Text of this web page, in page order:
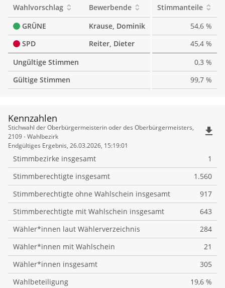
Wahlvorschlag Bewerbende
Stimmanteile
GRÜNE
Krause, Dominik
54,6 %
SPD
Reiter, Dieter
45,4 %
Ungültige Stimmen
0,3 %
Gültige Stimmen
99,7 %
Kennzahlen
Kennzahlen
Stichwahl der Oberbürgermeisterin oder des Oberbürgermeisters,
2109 - Wahlbezirk
Endgültiges Ergebnis, 26.03.2026, 15:19:01
file_download
Stimmbezirke insgesamt
1
Stimmberechtigte insgesamt
1.560
Stimmberechtigte ohne Wahlschein insgesamt
917
Stimmberechtigte mit Wahlschein insgesamt
643
Wähler*innen laut Wählerverzeichnis
284
Wähler*innen mit Wahlschein
21
Wähler*innen insgesamt
305
Wahlbeteiligung
19,6 %